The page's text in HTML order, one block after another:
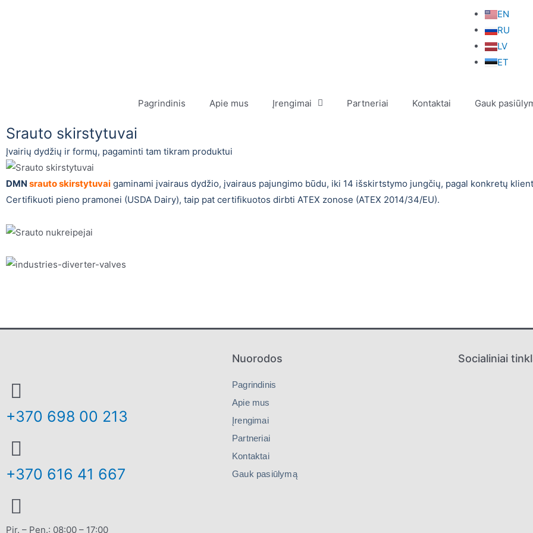
EN
RU
LV
ET
Pagrindinis Apie mus Įrengimai Partneriai Kontaktai Gauk
Srauto skirstytuvai
Įvairių dydžių ir formų, pagaminti tam tikram produktui
DMN srauto skirstytuvai gaminami įvairaus dydžio, įvairaus pajungimo būdu, iki 14 išskirtstymo jungčių, pagal konkretų
Certifikuoti pieno pramonei (USDA Dairy), taip pat certifikuotos dirbti ATEX zonose (ATEX 2014/34/EU).
+370 698 00 213
+370 616 41 667
Pir. – Pen.: 08:00 – 17:00
Nuorodos
Pagrindinis
Apie mus
Įrengimai
Partneriai
Kontaktai
Gauk pasiūlymą
Socialiniai